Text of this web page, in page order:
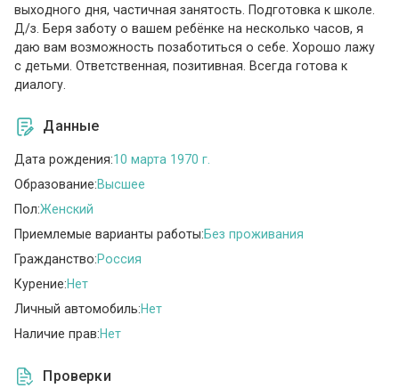
выходного дня, частичная занятость. Подготовка к школе.
Д/з. Беря заботу о вашем ребёнке на несколько часов, я
даю вам возможность позаботиться о себе. Хорошо лажу
с детьми. Ответственная, позитивная. Всегда готова к
диалогу.
Данные
Дата рождения:10 марта 1970 г.
Образование:Высшее
Пол:Женский
Приемлемые варианты работы:Без проживания
Гражданство:Россия
Курение:Нет
Личный автомобиль:Нет
Наличие прав:Нет
Проверки